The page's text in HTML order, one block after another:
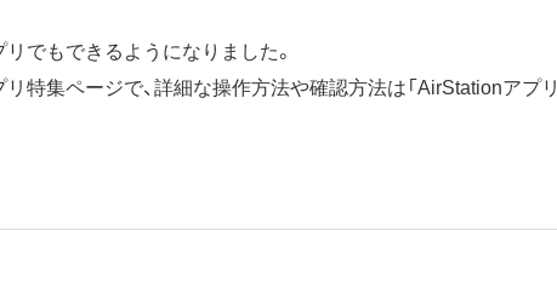
でもできるようになりました。
特集ページで、詳細な操作方法や確認方法は「AirStationアプリ